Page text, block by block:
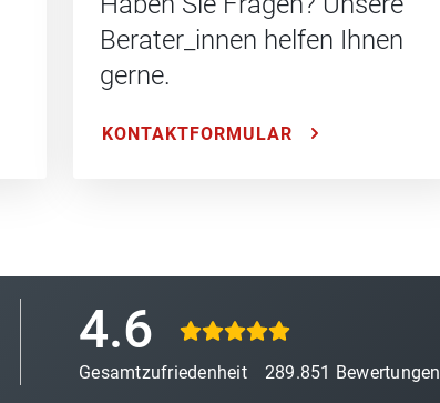
Berater_innen helfen Ihnen
gerne.
KONTAKTFORMULAR
4.6
Gesamtzufriedenheit 289.851 Bewertungen